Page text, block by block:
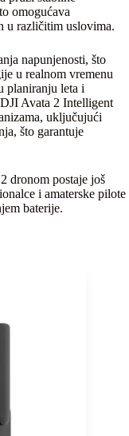
omogućava
u različitim uslovima.
napunjenosti, što
u realnom vremenu
planiranju leta i
Avata 2 Intelligent
uključujući
što garantuje
dronom postaje još
i amaterske pilote
baterije.